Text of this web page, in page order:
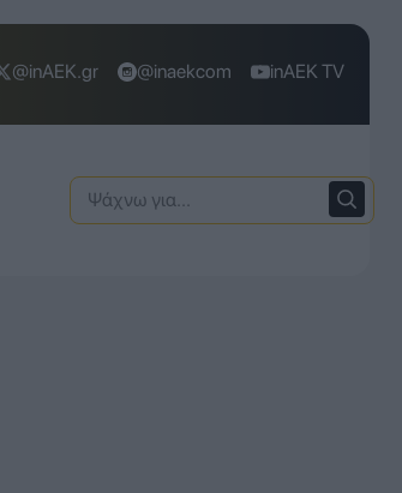
@inAEK.gr @inaekcom inAEK TV